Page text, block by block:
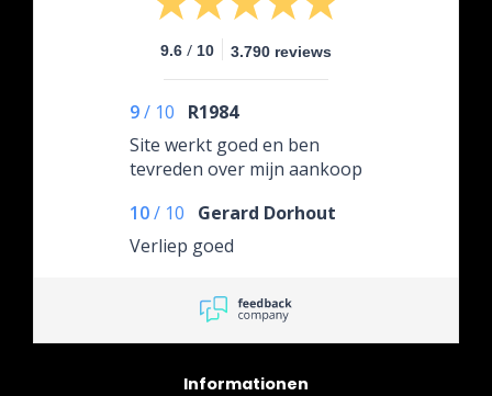
9.6 / 10 3.790 reviews
9/ 10
R1984
Site werkt goed en ben
tevreden over mijn aankoop
10/ 10
Gerard Dorhout
Verliep goed
Informationen